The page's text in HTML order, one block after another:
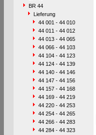
BR 44
Lieferung
44 001 - 44 010
44 011 - 44 012
44 013 - 44 065
44 066 - 44 103
44 104 - 44 123
44 124 - 44 139
44 140 - 44 146
44 147 - 44 156
44 157 - 44 168
44 169 - 44 219
44 220 - 44 253
44 254 - 44 265
44 266 - 44 283
44 284 - 44 323